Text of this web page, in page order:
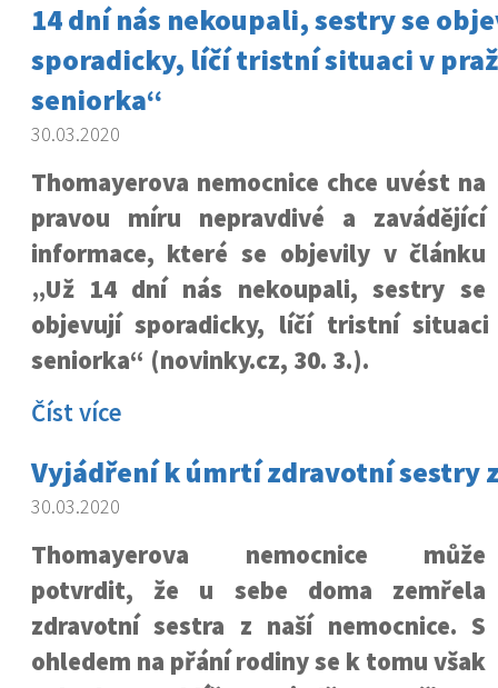
14 dní nás nekoupali, sestry se
sporadicky, líčí tristní situaci v
seniorka“
30.03.2020
Thomayerova nemocnice chce uvést na
pravou míru nepravdivé a zavádějící
informace, které se objevily v článku
„Už 14 dní nás nekoupali, sestry se
objevují sporadicky, líčí tristní situaci
seniorka“ (novinky.cz, 30. 3.).
Číst více
Vyjádření k úmrtí zdravotní sestry
30.03.2020
Thomayerova nemocnice může
potvrdit, že u sebe doma zemřela
zdravotní sestra z naší nemocnice. S
ohledem na přání rodiny se k tomu však